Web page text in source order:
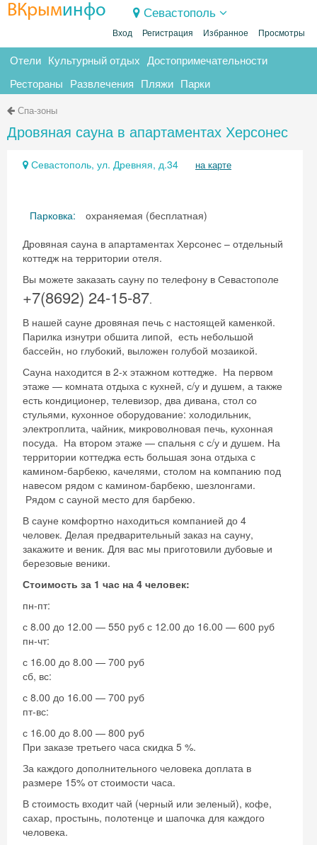
ВКрыминфо Севастополь
Вход Регистрация Избранное Просмотры
Отели Культурный отдых Достопримечательности
Рестораны Развлечения Пляжи Парки
Спа-зоны
Дровяная сауна в апартаментах Херсонес
Севастополь, ул. Древняя, д.34 на карте
Парковка:
охраняемая (бесплатная)
Дровяная сауна в апартаментах Херсонес – отдельный
коттедж на территории отеля.
Вы можете заказать сауну по телефону в Севастополе
+7(8692) 24-15-87.
В нашей сауне дровяная печь с настоящей каменкой.
Парилка изнутри обшита липой, есть небольшой
бассейн, но глубокий, выложен голубой мозаикой.
Сауна находится в 2-х этажном коттедже. На первом
этаже — комната отдыха с кухней, с/у и душем, а также
есть кондиционер, телевизор, два дивана, стол со
стульями, кухонное оборудование: холодильник,
электроплита, чайник, микроволновая печь, кухонная
посуда. На втором этаже — спальня с с/у и душем. На
территории коттеджа есть большая зона отдыха с
камином-барбекю, качелями, столом на компанию под
навесом рядом с камином-барбекю, шезлонгами.
Рядом с сауной место для барбекю.
В сауне комфортно находиться компанией до 4
человек. Делая предварительный заказ на сауну,
закажите и веник. Для вас мы приготовили дубовые и
березовые веники.
Стоимость за 1 час на 4 человек:
пн-пт:
с 8.00 до 12.00 — 550 руб с 12.00 до 16.00 — 600 руб
пн-чт:
с 16.00 до 8.00 — 700 руб
сб, вс:
с 8.00 до 16.00 — 700 руб
пт-вс:
с 16.00 до 8.00 — 800 руб
При заказе третьего часа скидка 5 %.
За каждого дополнительного человека доплата в
размере 15% от стоимости часа.
В стоимость входит чай (черный или зеленый), кофе,
сахар, простынь, полотенце и шапочка для каждого
человека.